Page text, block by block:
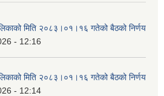
मिति २०८३।०१।१६ गतेको बैठको निर्णय
- 12:16
मिति २०८३।०१।१६ गतेको बैठको निर्णय
- 12:14